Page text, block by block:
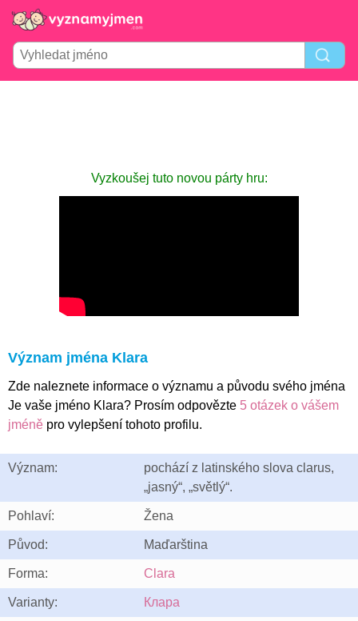
Vyzkoušej tuto novou párty hru:
Význam jména Klara
Zde naleznete informace o významu a původu svého jména
Je vaše jméno Klara? Prosím odpovězte 5 otázek o vášem
jméně pro vylepšení tohoto profilu.
Význam:
pochází z latinského slova clarus,
„jasný“, „světlý“.
Pohlaví: Žena
Původ: Maďarština
Forma: Clara
Varianty: Клара